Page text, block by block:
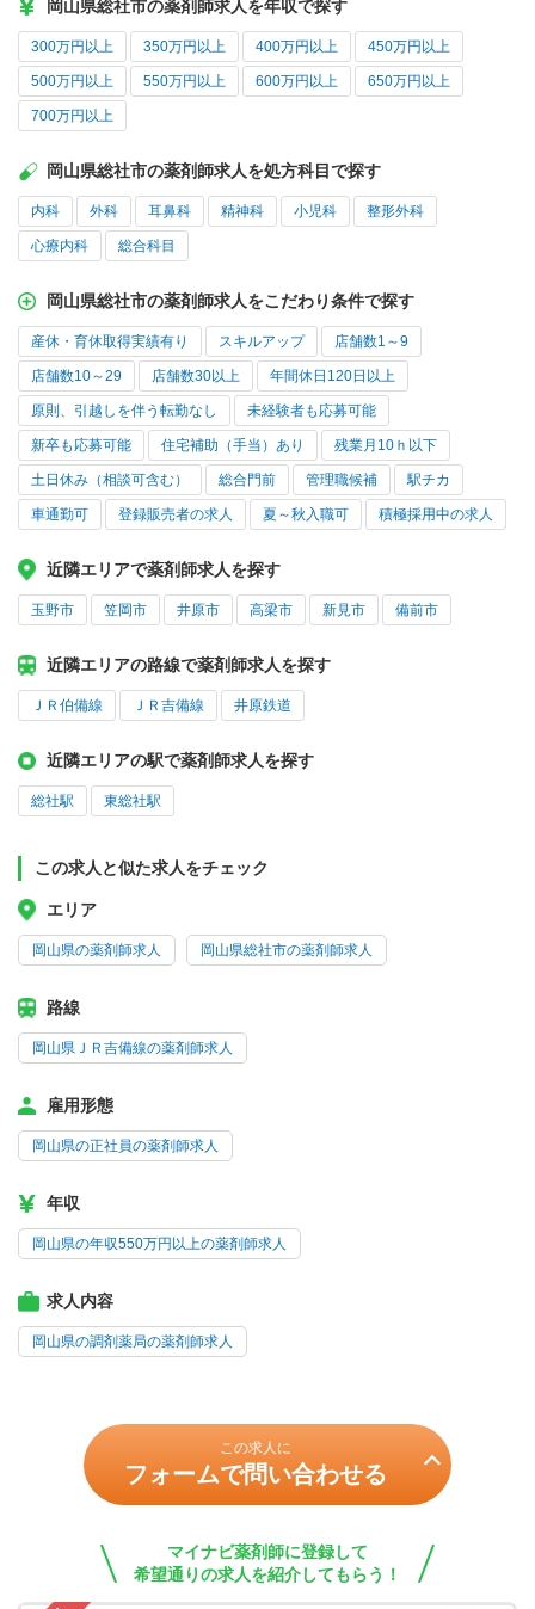
岡山県総社市の薬剤師求人を年収で探す
300万円以上 350万円以上 400万円以上 450万円以上
500万円以上 550万円以上 600万円以上 650万円以上
700万円以上
岡山県総社市の薬剤師求人を処方科目で探す
内科 外科 耳鼻科 精神科 小児科 整形外科
心療内科 総合科目
岡山県総社市の薬剤師求人をこだわり条件で探す
産休・育休取得実績有り スキルアップ 店舗数1～9
店舗数10～29 店舗数30以上 年間休日120日以上
原則、引越しを伴う転勤なし 未経験者も応募可能
新卒も応募可能 住宅補助（手当）あり 残業月10ｈ以下
土日休み（相談可含む） 総合門前 管理職候補 駅チカ
車通勤可 登録販売者の求人 夏～秋入職可 積極採用中の求人
近隣エリアで薬剤師求人を探す
玉野市 笠岡市 井原市 高梁市 新見市 備前市
近隣エリアの路線で薬剤師求人を探す
ＪＲ伯備線 ＪＲ吉備線 井原鉄道
近隣エリアの駅で薬剤師求人を探す
総社駅 東総社駅
この求人と似た求人をチェック
エリア
岡山県の薬剤師求人 岡山県総社市の薬剤師求人
路線
岡山県ＪＲ吉備線の薬剤師求人
雇用形態
岡山県の正社員の薬剤師求人
年収
岡山県の年収550万円以上の薬剤師求人
求人内容
岡山県の調剤薬局の薬剤師求人
この求人に
フォームで問い合わせる
マイナビ薬剤師に登録して
希望通りの求人を紹介してもらう！